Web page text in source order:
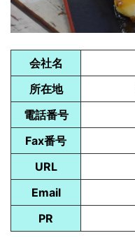
会社名
所在地
電話番号
Fax番号
URL
Email
PR